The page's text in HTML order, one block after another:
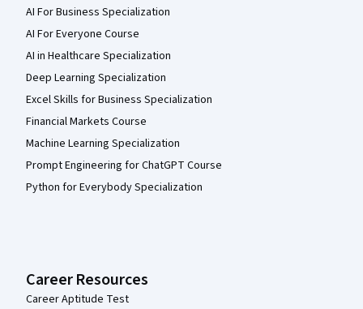
AI For Business Specialization
AI For Everyone Course
AI in Healthcare Specialization
Deep Learning Specialization
Excel Skills for Business Specialization
Financial Markets Course
Machine Learning Specialization
Prompt Engineering for ChatGPT Course
Python for Everybody Specialization
Career Resources
Career Aptitude Test